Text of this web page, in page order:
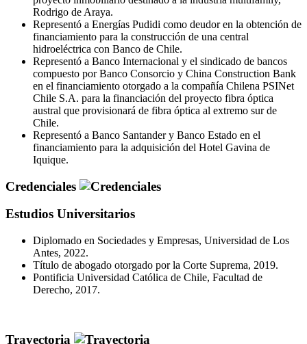
Rodrigo de Araya.
Representó a Energías Pudidi como deudor en la obtención de
financiamiento para la construcción de una central
hidroeléctrica con Banco de Chile.
Representó a Banco Internacional y el sindicado de bancos
compuesto por Banco Consorcio y China Construction Bank
en el financiamiento otorgado a la compañía Chilena PSINet
Chile S.A. para la financiación del proyecto fibra óptica
austral que provisionará de fibra óptica al extremo sur de
Chile.
Representó a Banco Santander y Banco Estado en el
financiamiento para la adquisición del Hotel Gavina de
Iquique.
Credenciales
Estudios Universitarios
Diplomado en Sociedades y Empresas, Universidad de Los
Antes, 2022.
Título de abogado otorgado por la Corte Suprema, 2019.
Pontificia Universidad Católica de Chile, Facultad de
Derecho, 2017.
Trayectoria